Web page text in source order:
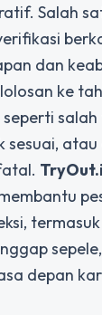
Salah
dan
ke
seperti
sesuai,
depan